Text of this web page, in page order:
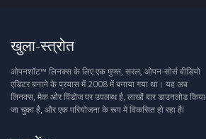
खुला-स्त्रोत
ओपनशॉट™ लिनक्स के लिए एक मुफ्त, सरल, ओपन-सोर्स वीडियो
एडिटर बनाने के प्रयास में 2008 में बनाया गया था। यह अब
लिनक्स, मैक और विंडोज पर उपलब्ध है, लाखों बार डाउनलोड किया
जा चुका है, और एक परियोजना के रूप में विकसित हो रहा है!